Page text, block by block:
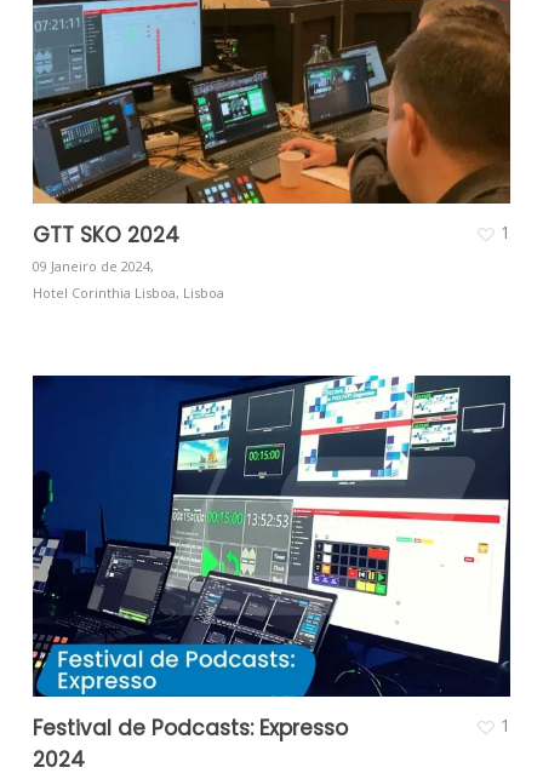
GTT SKO 2024
09 Janeiro de 2024,
Hotel Corinthia Lisboa, Lisboa
1
Festival de Podcasts: Expresso
2024
1